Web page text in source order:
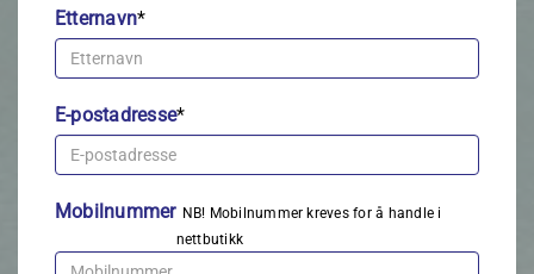
Etternavn*
E-postadresse*
Mobilnummer NB! Mobilnummer kreves for å handle i
nettbutikk